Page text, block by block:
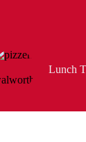
Lunch